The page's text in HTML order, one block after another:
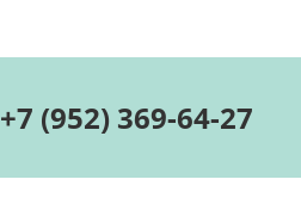
+7 (952) 369-64-27